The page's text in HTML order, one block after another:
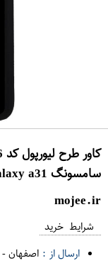
سامسونگ galaxy a31
mojee.ir
شرایط خرید
ارسال از : اصفهان-